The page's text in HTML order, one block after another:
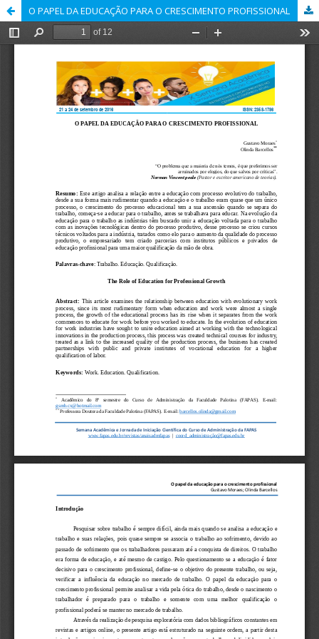
O PAPEL DA EDUCAÇÃO PARA O CRESCIMENTO PROFISSIONAL